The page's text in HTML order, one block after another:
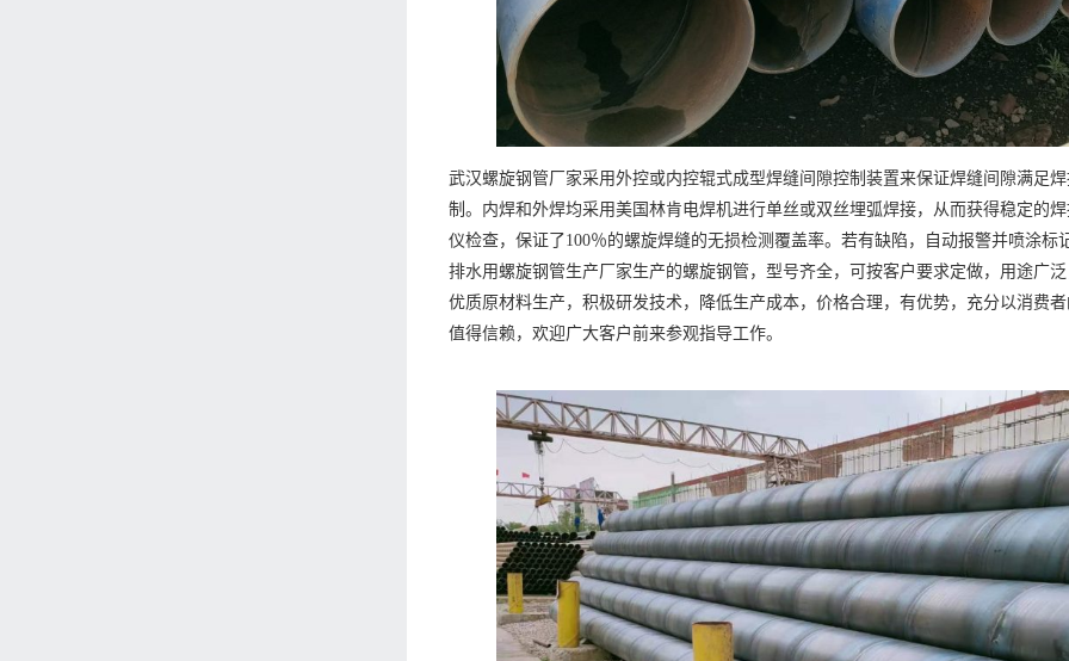
武汉螺旋钢管厂家采用外控或内控辊式成型焊缝间隙控制装置来保证焊缝间隙满足
制。内焊和外焊均采用美国林肯电焊机进行单丝或双丝埋弧焊接，从而获得稳定的
仪检查，保证了100％的螺旋焊缝的无损检测覆盖率。若有缺陷，自动报警并喷涂
排水用螺旋钢管生产厂家生产的螺旋钢管，型号齐全，可按客户要求定做，用途广
优质原材料生产，积极研发技术，降低生产成本，价格合理，有优势，充分以消费
值得信赖，欢迎广大客户前来参观指导工作。